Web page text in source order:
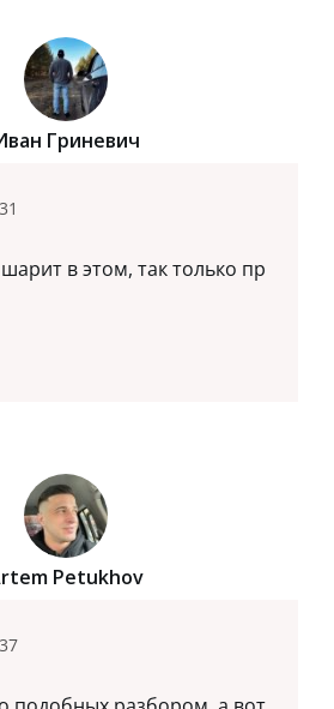
Гриневич
в этом, так только пр
Petukhov